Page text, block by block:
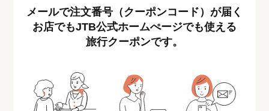
メールで注文番号（クーポンコード）が届く
お店でもJTB公式ホームぺージでも使える
旅行クーポンです。